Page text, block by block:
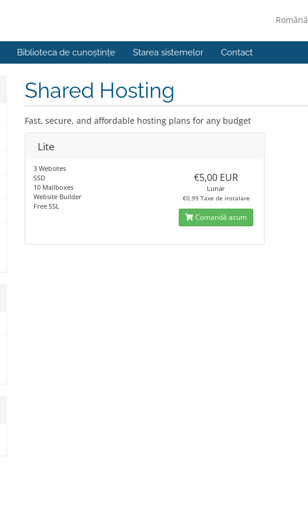
Română
Biblioteca de cunoștințe Starea sistemelor Contact
Shared Hosting
Fast, secure, and affordable hosting plans for any budget
Lite
3 Websites
SSD
10 Mailboxes
Website Builder
Free SSL
€5,00 EUR
Lunar
€0,99 Taxe de instalare
Comandă acum